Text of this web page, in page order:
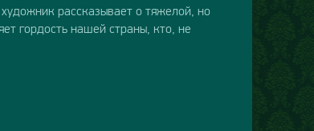
рассказывает о тяжелой, но
гордость нашей страны, кто, не